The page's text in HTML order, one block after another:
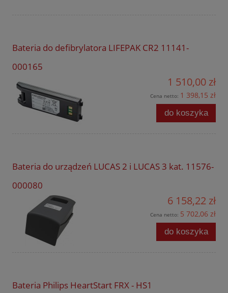
Bateria do defibrylatora LIFEPAK CR2 11141-
000165
1 510,00 zł
Cena netto: 1 398,15 zł
do koszyka
Bateria do urządzeń LUCAS 2 i LUCAS 3 kat. 11576-
000080
6 158,22 zł
Cena netto: 5 702,06 zł
do koszyka
Bateria Philips HeartStart FRX - HS1